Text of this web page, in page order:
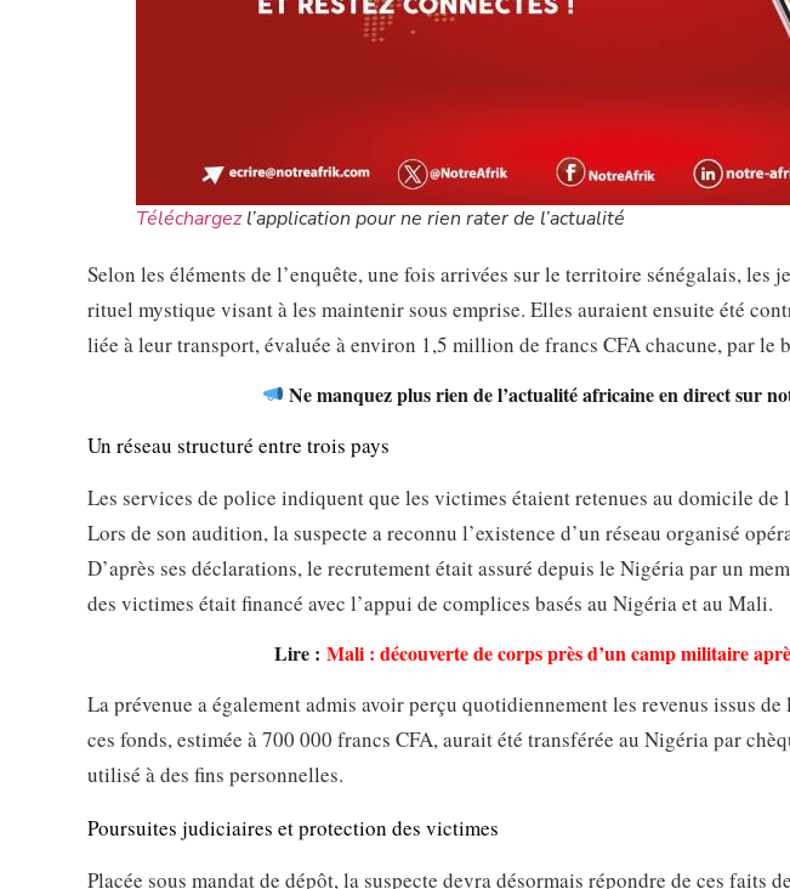
Téléchargezl’application pour ne rien rater de l’actualité
Selon les éléments de l’enquête, une fois arrivées sur le territoire sénégalais, les
rituel mystique visant à les maintenir sous emprise. Elles auraient ensuite été
liée à leur transport, évaluée à environ 1,5 million de francs CFA chacune, par le
Ne manquez plus rien de l’actualité africaine en direct sur
Un réseau structuré entre trois pays
Les services de police indiquent que les victimes étaient retenues au domicile de
Lors de son audition, la suspecte a reconnu l’existence d’un réseau organisé
D’après ses déclarations, le recrutement était assuré depuis le Nigéria par un
des victimes était financé avec l’appui de complices basés au Nigéria et au Mali.
Lire :Mali : découverte de corps près d’un camp militaire
La prévenue a également admis avoir perçu quotidiennement les revenus issus
ces fonds, estimée à 700 000 francs CFA, aurait été transférée au Nigéria par
utilisé à des fins personnelles.
Poursuites judiciaires et protection des victimes
Placée sous mandat de dépôt, la suspecte devra désormais répondre de ces faits